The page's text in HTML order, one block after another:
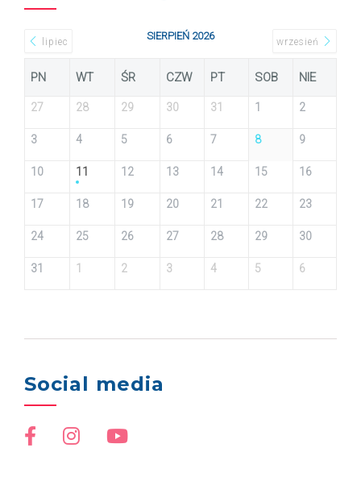
lipiec SIERPIEŃ 2026 wrzesień
PN WT ŚR CZW PT SOB NIE
27 28 29 30 31 1 2
3 4 5 6 7 8 9
10 11 12 13 14 15 16
17 18 19 20 21 22 23
24 25 26 27 28 29 30
31 1 2 3 4 5 6
Social media